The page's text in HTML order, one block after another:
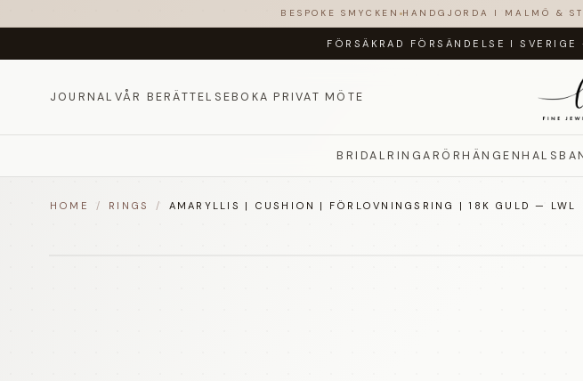
BESPOKE SMYCKEN HANDGJORDA I MALMÖ &
FÖRSÄKRAD FÖRSÄNDELSE I SVERIGE
JOURNAL VÅR BERÄTTELSEBOKA PRIVAT MÖTE
BRIDALRINGAR ÖRHÄNGEN
HOME / RINGS / AMARYLLIS | CUSHION | FÖRLOVNINGSRING | 18K GULD — LWL